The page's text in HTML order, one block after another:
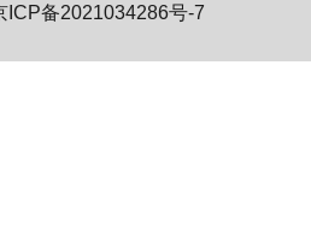
ICP备2021034286号-7